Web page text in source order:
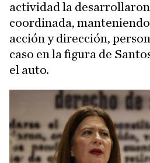
actividad la
coordinada,
acción y dirección,
caso en la figura de
el auto.